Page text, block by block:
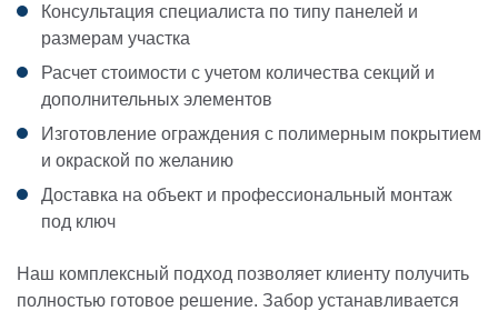
Консультация специалиста по типу панелей и
размерам участка
Расчет стоимости с учетом количества секций и
дополнительных элементов
Изготовление ограждения с полимерным покрытием
и окраской по желанию
Доставка на объект и профессиональный монтаж
под ключ
Наш комплексный подход позволяет клиенту получить
полностью готовое решение. Забор устанавливается